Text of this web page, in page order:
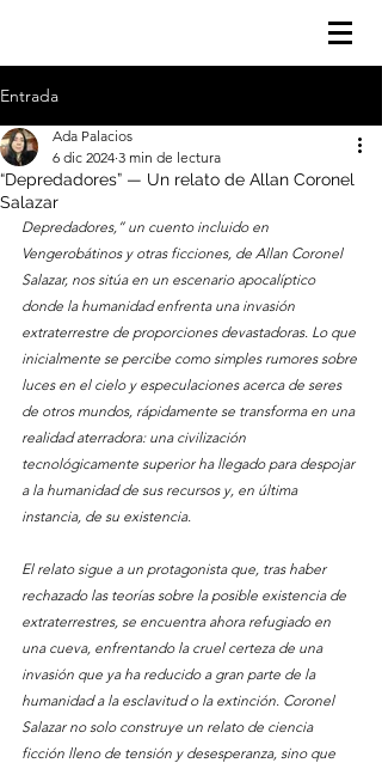
Entrada
“Depredadores” — Un relato de Allan Coronel
Salazar
Ada Palacios
6 dic 2024 3 min de lectura
Depredadores,” un cuento incluido en
Vengerobátinos y otras ficciones, de Allan Coronel
Salazar, nos sitúa en un escenario apocalíptico
donde la humanidad enfrenta una invasión
extraterrestre de proporciones devastadoras. Lo que
inicialmente se percibe como simples rumores sobre
luces en el cielo y especulaciones acerca de seres
de otros mundos, rápidamente se transforma en una
realidad aterradora: una civilización
tecnológicamente superior ha llegado para despojar
a la humanidad de sus recursos y, en última
instancia, de su existencia.
El relato sigue a un protagonista que, tras haber
rechazado las teorías sobre la posible existencia de
extraterrestres, se encuentra ahora refugiado en
una cueva, enfrentando la cruel certeza de una
invasión que ya ha reducido a gran parte de la
humanidad a la esclavitud o la extinción. Coronel
Salazar no solo construye un relato de ciencia
ficción lleno de tensión y desesperanza, sino que